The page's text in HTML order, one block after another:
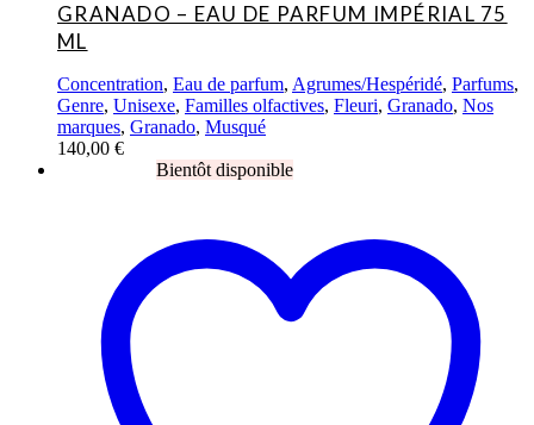
GRANADO – EAU DE PARFUM IMPÉRIAL 75
ML
Concentration, Eau de parfum, Agrumes/Hespéridé, Parfums,
Genre, Unisexe, Familles olfactives, Fleuri, Granado, Nos
marques, Granado, Musqué
140,00 €